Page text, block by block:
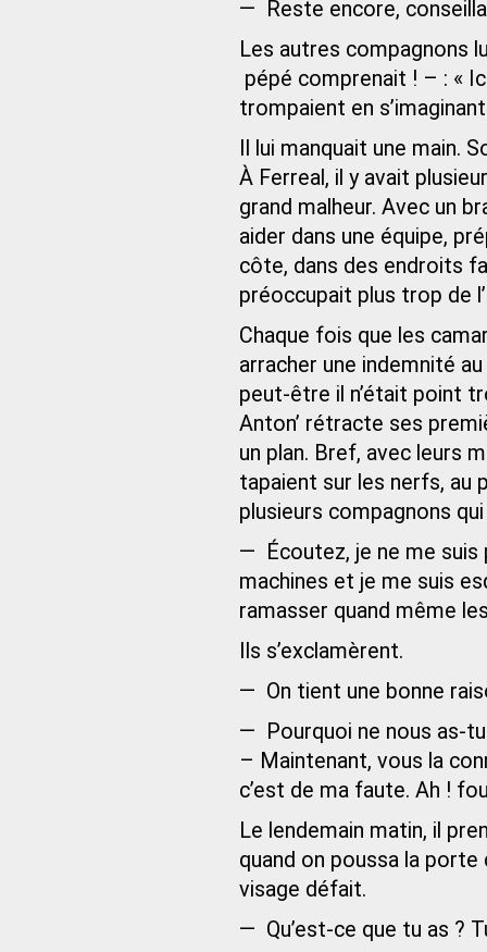
— Reste encore,
Les autres compagnons
pépé comprenait ! – : «
trompaient en
Il lui manquait une main.
À Ferreal, il y avait
grand malheur. Avec un
aider dans une équipe,
côte, dans des endroits
préoccupait plus trop de
Chaque fois que les
arracher une indemnité
peut-être il n’était point
Anton’ rétracte ses
un plan. Bref, avec leurs
tapaient sur les nerfs, au
plusieurs compagnons
— Écoutez, je ne me suis
machines et je me suis
ramasser quand même
Ils s’exclamèrent.
— On tient une bonne
— Pourquoi ne nous as-
– Maintenant, vous la
c’est de ma faute. Ah !
Le lendemain matin, il
quand on poussa la porte
visage défait.
— Qu’est-ce que tu as ?